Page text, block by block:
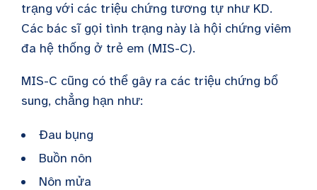
trạng với các triệu chứng tương tự như KD.
Các bác sĩ gọi tình trạng này là hội chứng viêm
đa hệ thống ở trẻ em (MIS-C).
MIS-C cũng có thể gây ra các triệu chứng bổ
sung, chẳng hạn như:
Đau bụng
Buồn nôn
Nôn mửa